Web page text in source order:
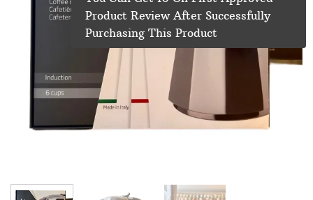
Product Review After Successfully
Purchasing This Product